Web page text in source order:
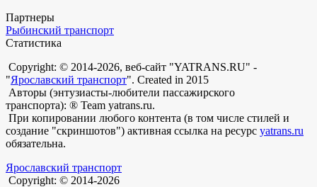
Партнеры
Рыбинский транспорт
Статистика
Copyright: © 2014-2026, веб-сайт "YATRANS.RU" -
"Ярославский транспорт". Created in 2015
Авторы (энтузиасты-любители пассажирского
транспорта): ® Team yatrans.ru.
При копировании любого контента (в том числе стилей и
создание "скриншотов") активная ссылка на ресурс yatrans.ru
обязательна.
Ярославский транспорт
Copyright: © 2014-2026